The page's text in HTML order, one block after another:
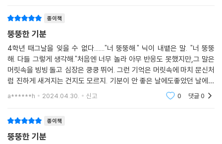
뚱뚱한
뚱뚱한 …… (중간 생략) …… 나를 보았다. -본문 중에서
자신의 ‘뚱뚱한 몸’에 대한 혐오가 깊어지는 부분에서 점진적으로 감정이
커지고 있음을 위와 같은 형태로 표현한다. 글의 형태 자체가 내용에 걸맞
게 변주되며 독자의 이해와 몰입을 돕는 것이다.
내 주변에서 일어나는 일을 바라보는 것 같은 생생한 현실감을 독자에게
선사한다. 짧은 글 호흡과 많은 그림 분량은 긴 글을 읽기 어려워하는 독자
종이책
뚱뚱한 기분
4학년 때그날을 잊을 수 없다......."너 뚱뚱해." 닉이 내뱉은 말. "너 뚱뚱
해. 다들 그렇게 생각해."처음엔 너무 놀라 아무 반응도 못했지만,그 말은
머릿속을 빙빙 돌고 심장은 쿵쿵 뛰어. 그런 기억은 머릿속에 마치 문신처
럼 진하게 새겨지는 건지도 모르지. 기분이 안 좋은 날에도좋았던 날에도
언제나 떠올랐어. 닉이 한 말로 지금의 나를 바라보며모든 걸 잊기 위해 부
a******h 2024.04.30. 신고 0 댓글0
종이책
뚱뚱한 기분